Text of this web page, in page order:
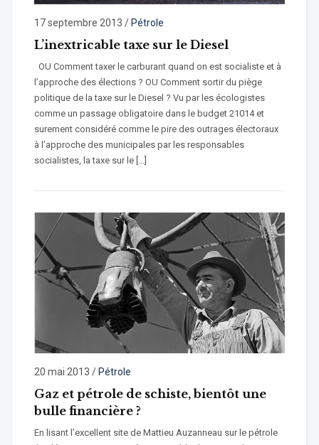
17 septembre 2013 /Pétrole
L’inextricable taxe sur le Diesel
OU Comment taxer le carburant quand on est socialiste et à
l’approche des élections ? OU Comment sortir du piège
politique de la taxe sur le Diesel ? Vu par les écologistes
comme un passage obligatoire dans le budget 21014 et
surement considéré comme le pire des outrages électoraux
à l’approche des municipales par les responsables
socialistes, la taxe sur le […]
20 mai 2013 / Pétrole
Gaz et pétrole de schiste, bientôt une
bulle financière ?
En lisant l’excellent site de Mattieu Auzanneau sur le pétrole